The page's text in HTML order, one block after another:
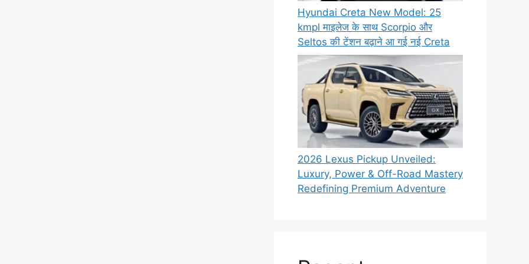
Hyundai Creta New Model: 25
kmpl माइलेज के साथ Scorpio और
Seltos की टेंशन बढ़ाने आ गई नई Creta
2026 Lexus Pickup Unveiled:
Luxury, Power & Off-Road Mastery
Redefining Premium Adventure